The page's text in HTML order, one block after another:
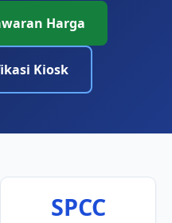
Harga
Kiosk
SPCC